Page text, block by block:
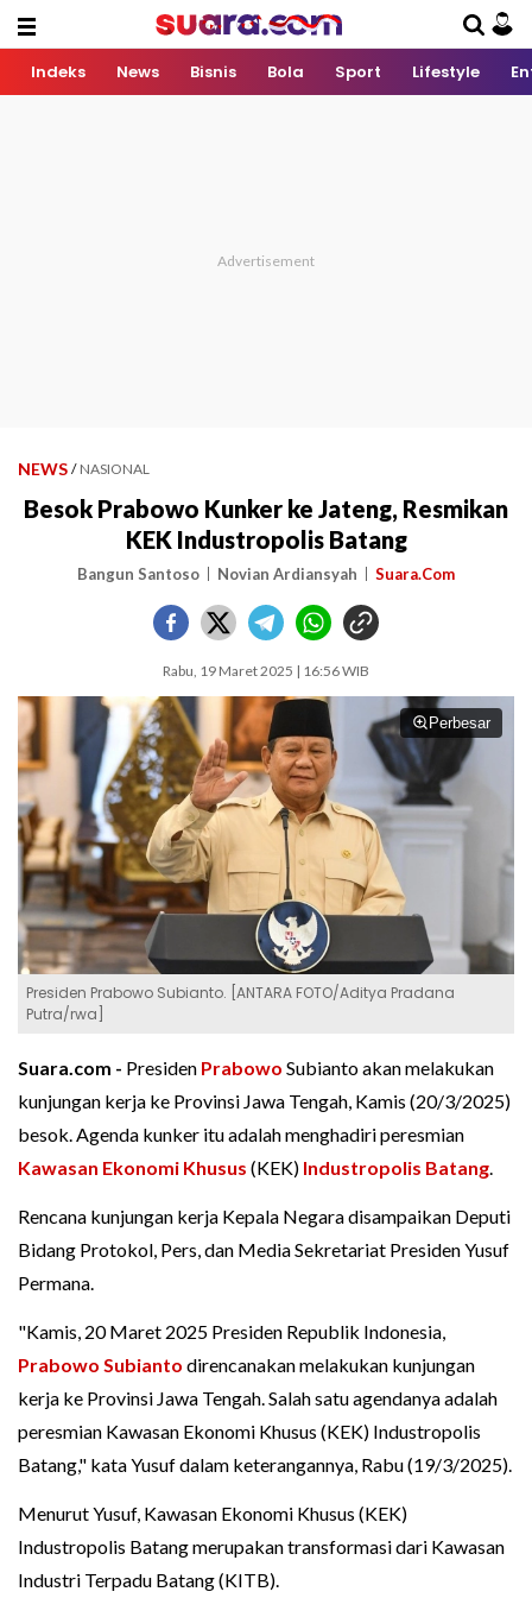
Indeks News Bisnis Bola Sport Lifestyle
NEWS / NASIONAL
Besok Prabowo Kunker ke Jateng, Resmikan
KEK Industropolis Batang
Bangun Santoso Novian Ardiansyah Suara.Com
Rabu, 19 Maret 2025 | 16:56 WIB
Perbesar
Presiden Prabowo Subianto. [ANTARA FOTO/Aditya Pradana
Putra/rwa]
Suara.com - Presiden Prabowo Subianto akan melakukan
kunjungan kerja ke Provinsi Jawa Tengah, Kamis (20/3/2025)
besok. Agenda kunker itu adalah menghadiri peresmian
Kawasan Ekonomi Khusus (KEK) Industropolis Batang.
Rencana kunjungan kerja Kepala Negara disampaikan Deputi
Bidang Protokol, Pers, dan Media Sekretariat Presiden Yusuf
Permana.
"Kamis, 20 Maret 2025 Presiden Republik Indonesia,
Prabowo Subianto direncanakan melakukan kunjungan
kerja ke Provinsi Jawa Tengah. Salah satu agendanya adalah
peresmian Kawasan Ekonomi Khusus (KEK) Industropolis
Batang," kata Yusuf dalam keterangannya, Rabu (19/3/2025).
Menurut Yusuf, Kawasan Ekonomi Khusus (KEK)
Industropolis Batang merupakan transformasi dari Kawasan
Industri Terpadu Batang (KITB).